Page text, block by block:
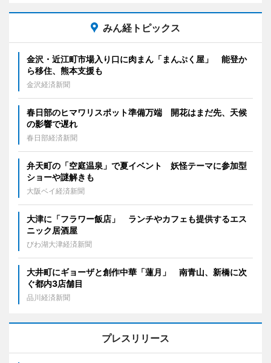
みん経トピックス
金沢・近江町市場入り口に肉まん「まんぷく屋」 能登か
ら移住、熊本支援も
金沢経済新聞
春日部のヒマワリスポット準備万端 開花はまだ先、天候
の影響で遅れ
春日部経済新聞
弁天町の「空庭温泉」で夏イベント 妖怪テーマに参加型
ショーや謎解きも
大阪ベイ経済新聞
大津に「フラワー飯店」 ランチやカフェも提供するエス
ニック居酒屋
びわ湖大津経済新聞
大井町にギョーザと創作中華「蓮月」 南青山、新橋に次
ぐ都内3店舗目
品川経済新聞
プレスリリース